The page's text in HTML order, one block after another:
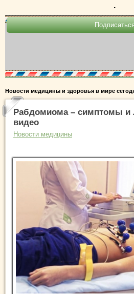
.
Новости медицины и здоровья в мире
Рабдомиома – симптомы и
видео
Новости медицины